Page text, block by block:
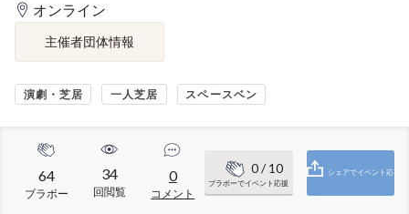
オンライン
主催者団体情報
演劇・芝居 一人芝居 スペースベン
64
ブラボー
34
回閲覧
0
コメント
0/ 10
ブラボーでイベント応援
シェアでイベント応